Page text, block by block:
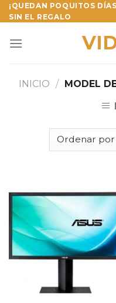
Skip
to
¡QUEDAN POQUITOS
SIN EL REGALO
INICIO / MODEL